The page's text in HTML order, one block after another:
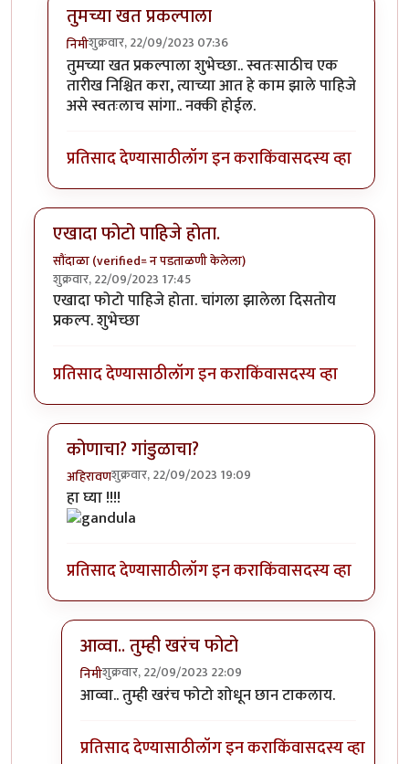
तुमच्या खत प्रकल्पाला
निमीशुक्रवार, 22/09/2023 07:36
In reply toकौतुक!byBhakti
तुमच्या खत प्रकल्पाला शुभेच्छा.. स्वतःसाठीच एक
तारीख निश्चित करा, त्याच्या आत हे काम झाले पाहिजे
असे स्वतःलाच सांगा.. नक्की होईल.
प्रतिसाद देण्यासाठीलॉग इन कराकिंवासदस्य व्हा
एखादा फोटो पाहिजे होता.
सौंदाळा (verified= न पडताळणी केलेला)
शुक्रवार, 22/09/2023 17:45
एखादा फोटो पाहिजे होता. चांगला झालेला दिसतोय
प्रकल्प. शुभेच्छा
प्रतिसाद देण्यासाठीलॉग इन कराकिंवासदस्य व्हा
कोणाचा? गांडुळाचा?
अहिरावणशुक्रवार, 22/09/2023 19:09
In reply to
हा घ्या !!!!
प्रतिसाद देण्यासाठीलॉग इन कराकिंवासदस्य व्हा
आव्वा.. तुम्ही खरंच फोटो
निमीशुक्रवार, 22/09/2023 22:09
In reply toकोणाचा? गांडुळाचा?byअहिरावण
आव्वा.. तुम्ही खरंच फोटो शोधून छान टाकलाय.
प्रतिसाद देण्यासाठीलॉग इन कराकिंवासदस्य व्हा